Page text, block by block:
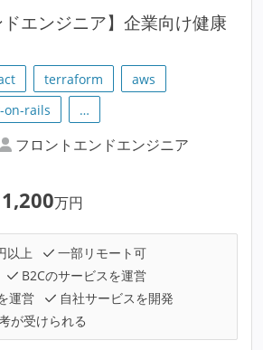
ドエンジニア】企業向け健康
terraform
aws
on-rails …
フロントエンドエンジニア
1,200万円
以上
一部リモート可
B2Cのサービスを運営
運営
自社サービスを開発
が受けられる